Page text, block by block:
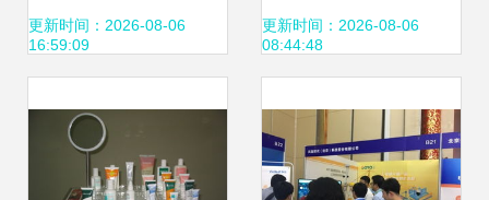
选，透明价位助力
更新时间：2026-08-06
16:59:09
统更新背后的数字
更新时间：2026-08-06
08:44:48